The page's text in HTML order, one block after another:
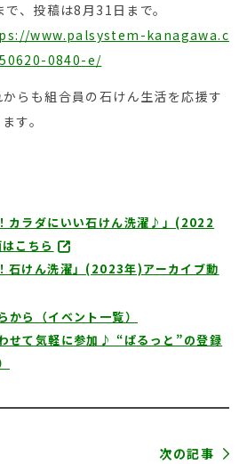
、投稿は8月31日まで。
www.palsystem-kanagawa.c
0840-e/
らも組合員の石けん生活を応援す
す。
カラダにいい石けん洗濯♪」(2022
こちら
石けん洗濯」(2023年)アーカイブ動
から（イベント一覧）
せて気軽に参加♪ “ぱるっと”の登録
次の記事